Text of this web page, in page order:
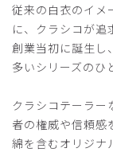
従来の白衣のイメ
に、クラシコが追
創業当初に誕生し
多いシリーズのひ
クラシコテーラー
者の権威や信頼感
綿を含むオリジナ